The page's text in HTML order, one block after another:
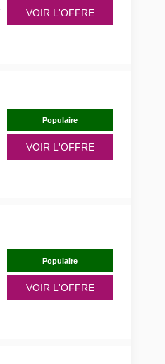
VOIR L'OFFRE
Populaire
VOIR L'OFFRE
Populaire
VOIR L'OFFRE